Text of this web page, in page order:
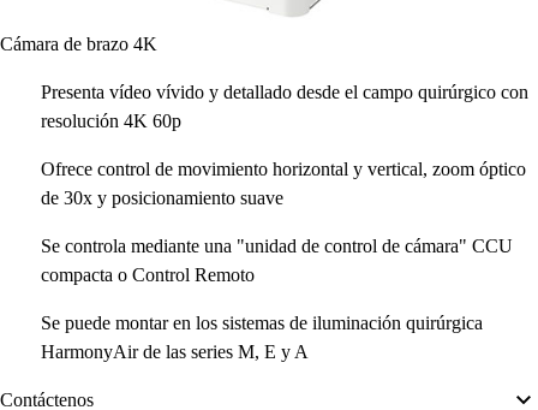
Cámara de brazo 4K
Presenta vídeo vívido y detallado desde el campo quirúrgico con
resolución 4K 60p
Ofrece control de movimiento horizontal y vertical, zoom óptico
de 30x y posicionamiento suave
Se controla mediante una "unidad de control de cámara" CCU
compacta o Control Remoto
Se puede montar en los sistemas de iluminación quirúrgica
HarmonyAir de las series M, E y A
Contáctenos